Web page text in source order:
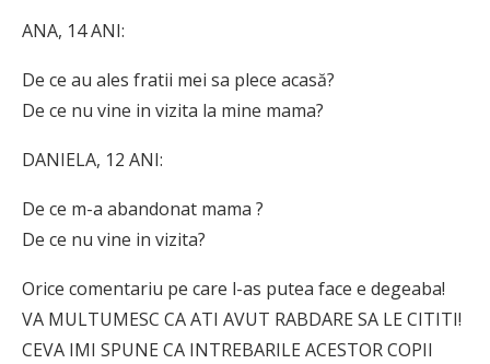
ANA, 14 ANI:
De ce au ales fratii mei sa plece acasă?
De ce nu vine in vizita la mine mama?
DANIELA, 12 ANI:
De ce m-a abandonat mama ?
De ce nu vine in vizita?
Orice comentariu pe care l-as putea face e degeaba!
VA MULTUMESC CA ATI AVUT RABDARE SA LE CITITI!
CEVA IMI SPUNE CA INTREBARILE ACESTOR COPII